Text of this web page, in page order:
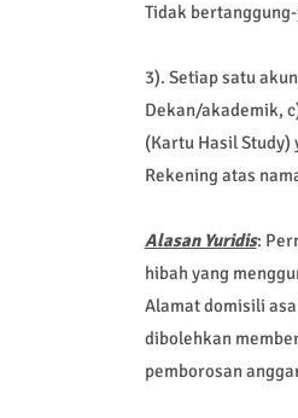
Tidak
3). Setiap satu
Dekan/akademik,
(Kartu Hasil
Rekening atas
Alasan Yuridis:
hibah yang
Alamat domisili
dibolehkan
pemborosan